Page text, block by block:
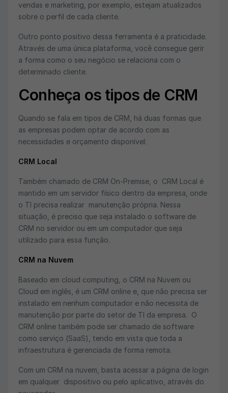
vendas e marketing, por exemplo, estejam atualizados
sobre o perfil de cada cliente.
Outro ponto positivo dessa ferramenta é a praticidade.
Através de uma única plataforma, você consegue gerir
a forma como o seu negócio se relaciona com o
determinado cliente.
Conheça os tipos de CRM
Quando se fala em tipos de CRM, há duas formas que
as empresas podem optar de acordo com as
necessidades e orçamento disponível:
CRM Local
Também chamado de CRM On-Premise, o CRM Local é
mantido em um servidor físico dentro da empresa, onde
o TI precisa realizar manutenção própria. Nessa
situação, é preciso que seja instalado o software de
CRM no servidor ou em um computador que seja
utilizado para essa função.
CRM na Nuvem
Baseado em cloud computing, o CRM na Nuvem ou
Cloud em inglês, é um CRM online e, que não precisa ser
instalado em nenhum computador e não necessita de
manutenção por parte do setor de TI da empresa. O
CRM online também pode ser chamado de software
como serviço (SaaS), tendo em vista que toda a
infraestrutura é gerenciada de forma remota.
Com um CRM na nuvem, basta acessar a página de login
em qualquer dispositivo ou pelo aplicativo, através do